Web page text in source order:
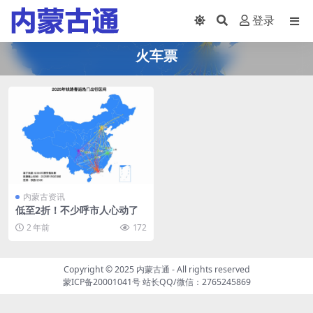
登录
火车票
内蒙古资讯
低至2折！不少呼市人心动了
2 年前 172
Copyright © 2025 内蒙古通 - All rights reserved
蒙ICP备20001041号站长QQ/微信：2765245869